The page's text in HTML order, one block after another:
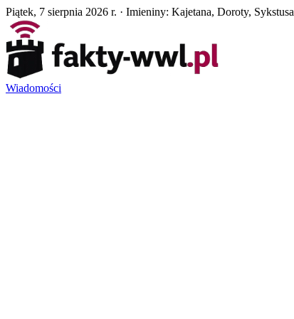
Piątek, 7 sierpnia 2026 r. · Imieniny: Kajetana, Doroty, Sykstusa
Wiadomości